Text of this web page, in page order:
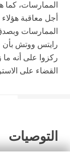
الممارسات، كما
أجل معاقبة
الممارسات
رايتس ووتش بأن
ركزوا على أنه
القضاء على
التوصيات